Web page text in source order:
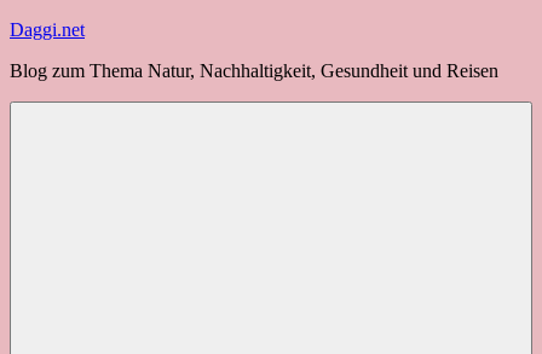
Zum
springen
Daggi.net
Blog zum Thema Natur, Nachhaltigkeit, Gesundheit und Reisen